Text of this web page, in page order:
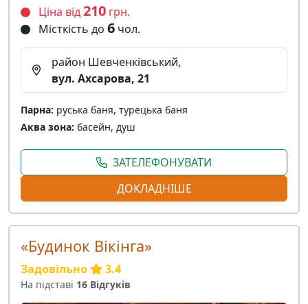
Ціна від210 грн.
Місткість до 6 чол.
район Шевченківський,
вул. Ахсарова, 21
Парна: руська баня, турецька баня
Аква зона: басейн, душ
ЗАТЕЛЕФОНУВАТИ
ДОКЛАДНІШЕ
«Будинок Вікінга»
Задовільно 3.4
На підставі 16 Відгуків